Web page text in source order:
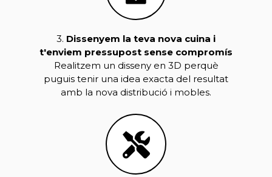
3. Dissenyem la teva nova cuina i
t'enviem pressupost sense compromís
Realitzem un disseny en 3D perquè
puguis tenir una idea exacta del resultat
amb la nova distribució i mobles.